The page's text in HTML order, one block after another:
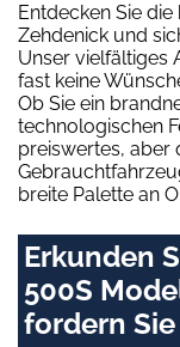
Entdecken Sie
Zehdenick und
Unser vielfältiges
fast keine
Ob Sie ein
technologischen
preiswertes, aber
breite Palette an
Erkunden
500S
fordern